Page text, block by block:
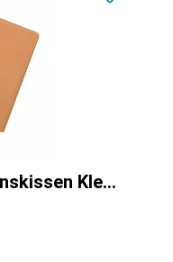
Subkutanes Punktionskissen Kleintier